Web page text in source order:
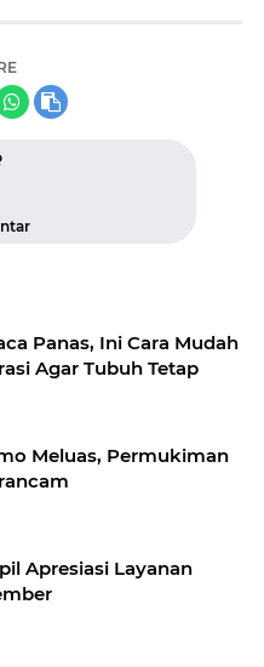
Panas, Ini Cara Mudah
Agar Tubuh Tetap
Meluas, Permukiman
Apresiasi Layanan